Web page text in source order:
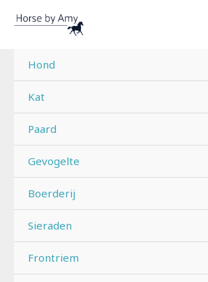
naar
inhoudHond
Kat
Paard
Gevogelte
Boerderij
Sieraden
Frontriem